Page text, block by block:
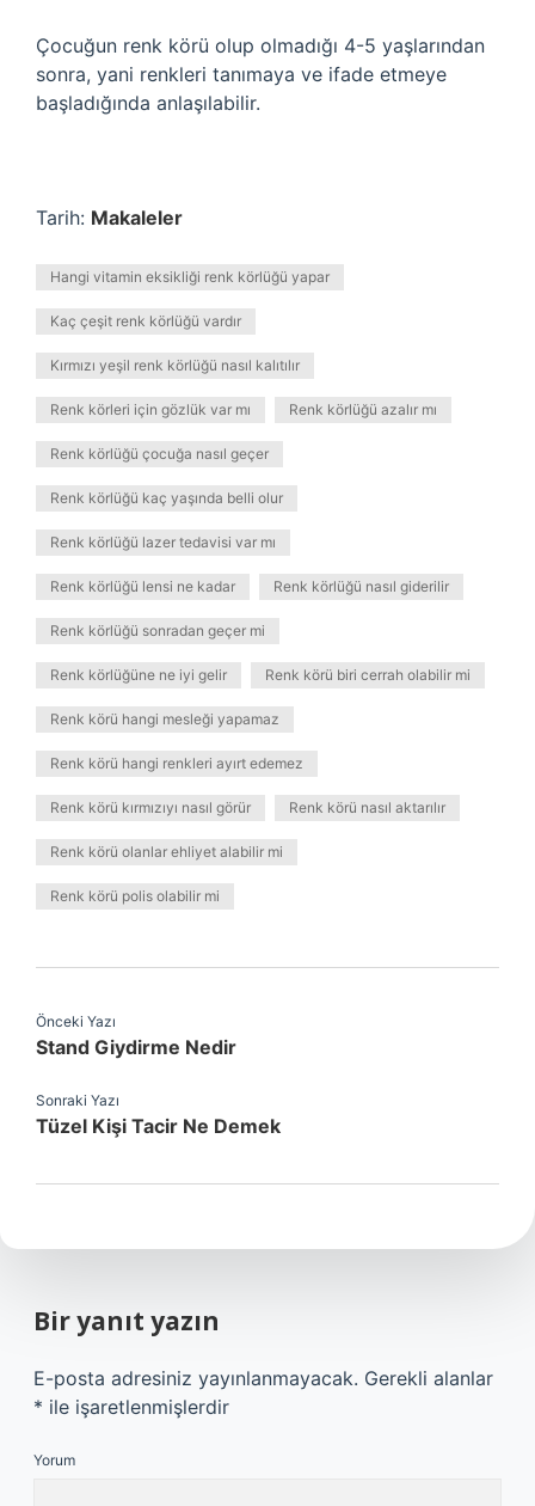
Çocuğun renk körü olup olmadığı 4-5 yaşlarından
sonra, yani renkleri tanımaya ve ifade etmeye
başladığında anlaşılabilir.
Tarih: Makaleler
Hangi vitamin eksikliği renk körlüğü yapar
Kaç çeşit renk körlüğü vardır
Kırmızı yeşil renk körlüğü nasıl kalıtılır
Renk körleri için gözlük var mı Renk körlüğü azalır mı
Renk körlüğü çocuğa nasıl geçer
Renk körlüğü kaç yaşında belli olur
Renk körlüğü lazer tedavisi var mı
Renk körlüğü lensi ne kadar Renk körlüğü nasıl giderilir
Renk körlüğü sonradan geçer mi
Renk körlüğüne ne iyi gelir Renk körü biri cerrah olabilir mi
Renk körü hangi mesleği yapamaz
Renk körü hangi renkleri ayırt edemez
Renk körü kırmızıyı nasıl görür Renk körü nasıl aktarılır
Renk körü olanlar ehliyet alabilir mi
Renk körü polis olabilir mi
Önceki Yazı
Stand Giydirme Nedir
Sonraki Yazı
Tüzel Kişi Tacir Ne Demek
Bir yanıt yazın
E-posta adresiniz yayınlanmayacak. Gerekli alanlar
* ile işaretlenmişlerdir
Yorum